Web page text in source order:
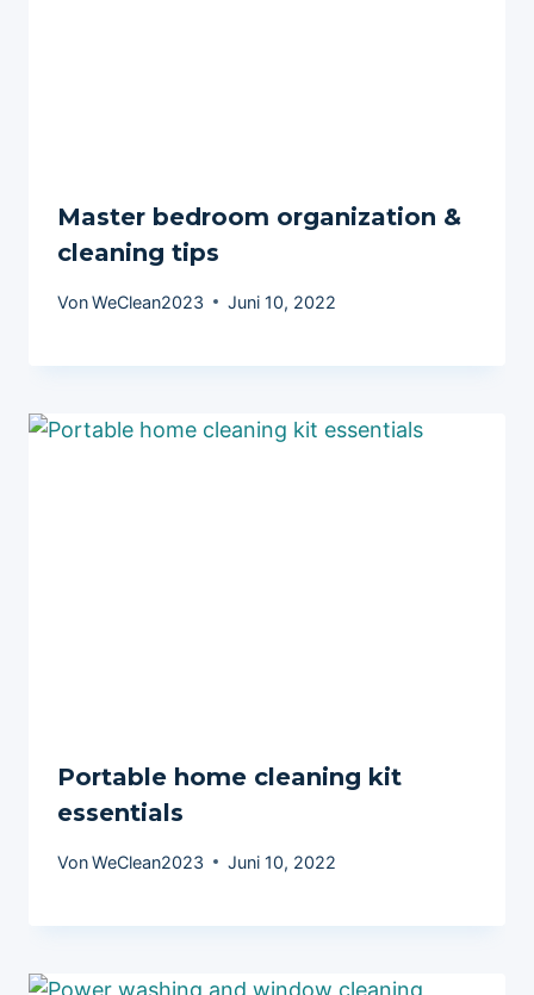
Master bedroom organization &
cleaning tips
VonWeClean2023 Juni 10, 2022
Portable home cleaning kit
essentials
VonWeClean2023 Juni 10, 2022